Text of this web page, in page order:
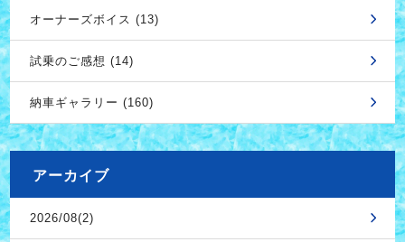
オーナーズボイス (13)
試乗のご感想 (14)
納車ギャラリー (160)
アーカイブ
2026/08(2)